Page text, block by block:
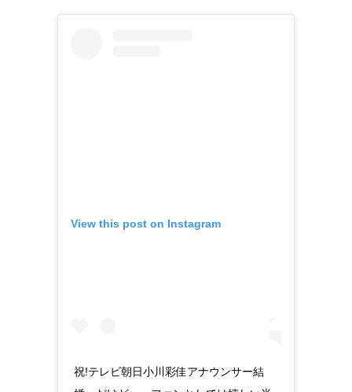
View this post on Instagram
祝!テレビ朝日小川彩佳アナウンサー結